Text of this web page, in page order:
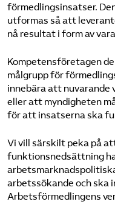
förmedlingsinsatser.
utformas så att
nå resultat i form av
Kompetensföretagen
målgrupp för
innebära att nuvarande
eller att myndigheten
för att insatserna ska
Vi vill särskilt peka på
funktionsnedsättning
arbetssökande och ska
Arbetsförmedlingens